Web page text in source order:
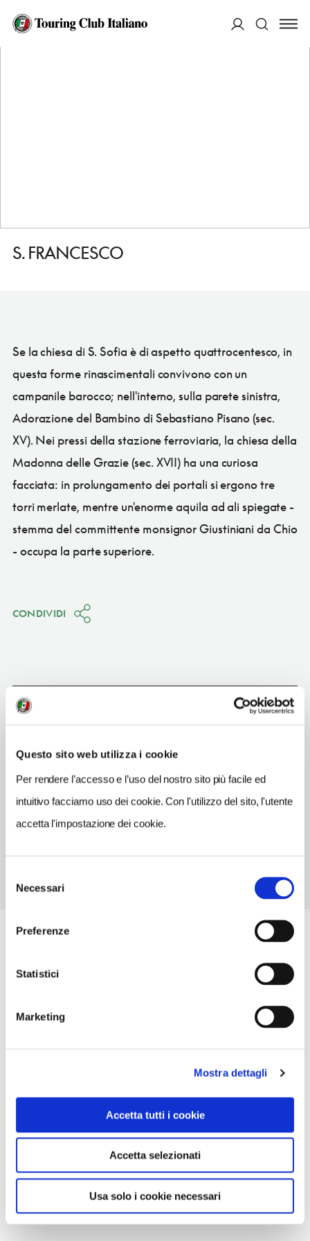
Questo sito web utilizza i cookie
Per rendere l’accesso e l’uso del nostro sito più facile ed
intuitivo facciamo uso dei cookie. Con l'utilizzo del sito, l'utente
accetta l'impostazione dei cookie.
delNecessari
Preferenze
Statistici
Marketing
Mostra dettagli
Accetta tutti i cookie
Accetta selezionati
Usa solo i cookie necessari
HOME
S. FRANCESCO
Se la chiesa di S. Sofia è di aspetto quattrocentesco, in
questa forme rinascimentali convivono con un
campanile barocco; nell'interno, sulla parete sinistra,
Adorazione del Bambino di Sebastiano Pisano (sec.
XV). Nei pressi della stazione ferroviaria, la chiesa della
Madonna delle Grazie (sec. XVII) ha una curiosa
facciata: in prolungamento dei portali si ergono tre
torri merlate, mentre un'enorme aquila ad ali spiegate -
stemma del committente monsignor Giustiniani da Chio
- occupa la parte superiore.
CONDIVIDI
Gravina in Puglia
INDIRIZZO
largo S. Francesco - 70024
Puglia